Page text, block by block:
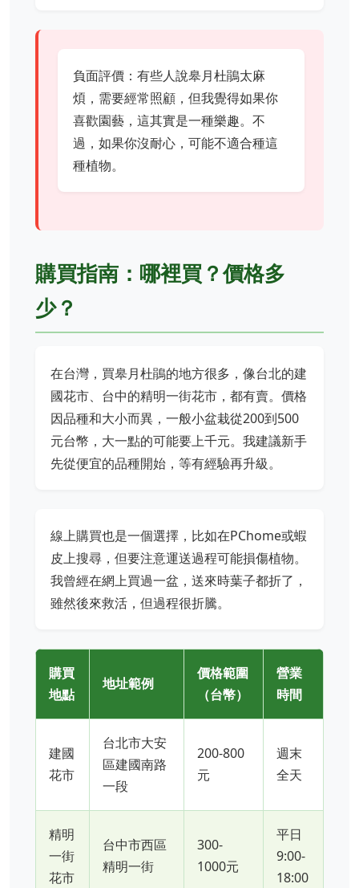
負面評價：有些人說皋月杜鵑太麻
煩，需要經常照顧，但我覺得如果你
喜歡園藝，這其實是一種樂趣。不
過，如果你沒耐心，可能不適合種這
種植物。
購買指南：哪裡買？價格多
少？
在台灣，買皋月杜鵑的地方很多，像台北的建
國花市、台中的精明一街花市，都有賣。價格
因品種和大小而異，一般小盆栽從200到500
元台幣，大一點的可能要上千元。我建議新手
先從便宜的品種開始，等有經驗再升級。
線上購買也是一個選擇，比如在PChome或蝦
皮上搜尋，但要注意運送過程可能損傷植物。
我曾經在網上買過一盆，送來時葉子都折了，
雖然後來救活，但過程很折騰。
購買
地點
地址範例
價格範圍
（台幣）
營業
時間
建國
花市
台北市大安
區建國南路
一段
200-800
元
週末
全天
精明
一街
花市
台中市西區
精明一街
300-
1000元
平日
9:00-
18:00